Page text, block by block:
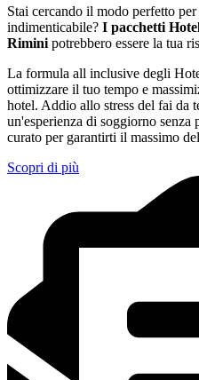
Stai cercando il modo perfetto
indimenticabile? I pacchetti
Rimini potrebbero essere la tua
La formula all inclusive degli
ottimizzare il tuo tempo e
hotel. Addio allo stress del fai da
un'esperienza di soggiorno
curato per garantirti il massimo
Scopri di più